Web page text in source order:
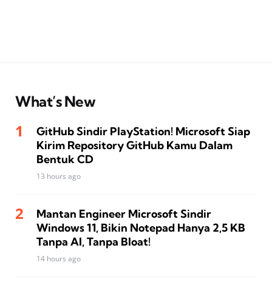
What’s New
GitHub Sindir PlayStation! Microsoft Siap
Kirim Repository GitHub Kamu Dalam
Bentuk CD
13 hours ago
Mantan Engineer Microsoft Sindir
Windows 11, Bikin Notepad Hanya 2,5 KB
Tanpa AI, Tanpa Bloat!
14 hours ago